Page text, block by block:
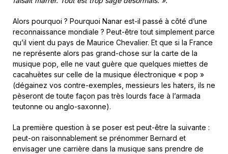
Alors pourquoi ? Pourquoi Nanar est-il passé à côté d’une
reconnaissance mondiale ? Peut-être tout simplement parce
qu’il vient du pays de Maurice Chevalier. Et que si la France
ne représente alors pas grand-chose sur la carte de la
musique pop, elle ne vaut guère que quelques miettes de
cacahuètes sur celle de la musique électronique « pop »
(dégainez vos contre-exemples, messieurs les haters, ils ne
pèseront de toute façon pas très lourds face à l’armada
teutonne ou anglo-saxonne).
La première question à se poser est peut-être la suivante :
peut-on raisonnablement se prénommer Bernard et
envisager une carrière dans la musique sans prendre de